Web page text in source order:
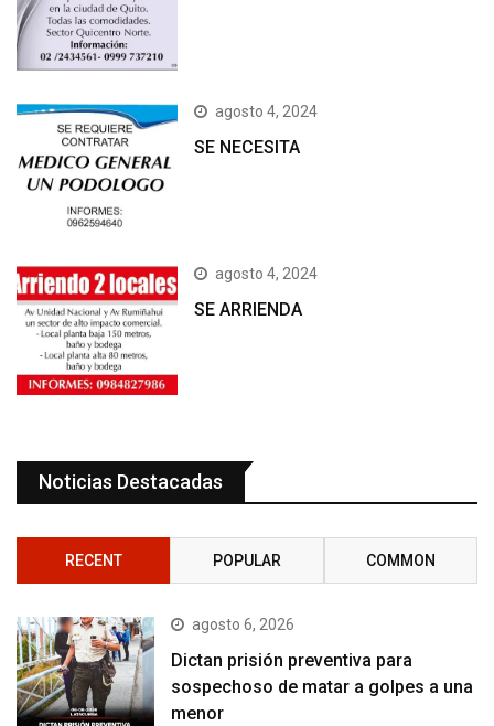
agosto 4, 2024
SE NECESITA
agosto 4, 2024
SE ARRIENDA
Noticias Destacadas
RECENT POPULAR COMMON
agosto 6, 2026
Dictan prisión preventiva para
sospechoso de matar a golpes a una
menor